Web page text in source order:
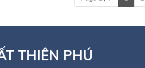
THIÊN PHÚ